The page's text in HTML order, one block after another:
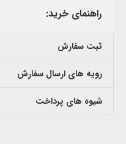
راهنمای خرید:
ثبت سفارش
رویه های ارسال سفارش
شیوه های پرداخت